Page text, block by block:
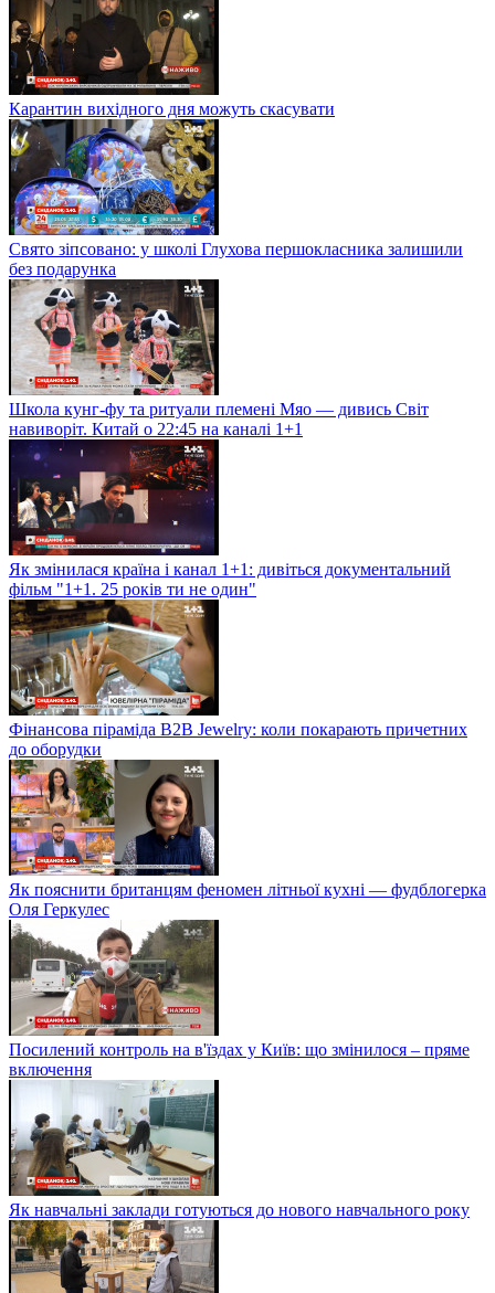
Карантин вихідного дня можуть скасувати
Свято зіпсовано: у школі Глухова першокласника залишили
без подарунка
Школа кунг-фу та ритуали племені Мяо — дивись Світ
навиворіт. Китай о 22:45 на каналі 1+1
Як змінилася країна і канал 1+1: дивіться документальний
фільм "1+1. 25 років ти не один"
Фінансова піраміда B2B Jewelry: коли покарають причетних
до оборудки
Як пояснити британцям феномен літньої кухні — фудблогерка
Оля Геркулес
Посилений контроль на в'їздах у Київ: що змінилося – пряме
включення
Як навчальні заклади готуються до нового навчального року